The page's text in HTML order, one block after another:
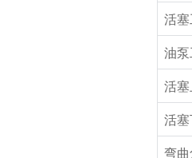
活
油
活
活
弯